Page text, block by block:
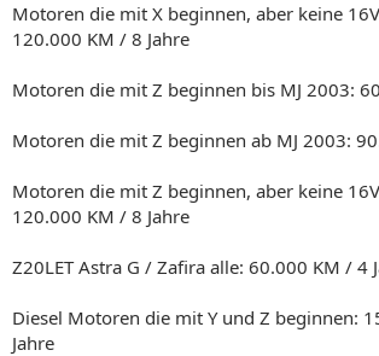
Motoren die mit X beginnen, aber keine
120.000 KM / 8 Jahre
Motoren die mit Z beginnen bis MJ 2003:
Motoren die mit Z beginnen ab MJ 2003:
Motoren die mit Z beginnen, aber keine
120.000 KM / 8 Jahre
Z20LET Astra G / Zafira alle: 60.000 KM / 4
Diesel Motoren die mit Y und Z beginnen:
Jahre